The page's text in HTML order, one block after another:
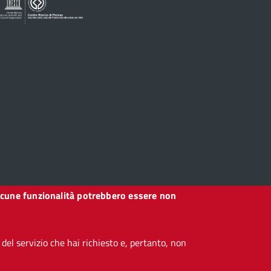
funzionalità potrebbero essere non
servizio che hai richiesto e, pertanto, non